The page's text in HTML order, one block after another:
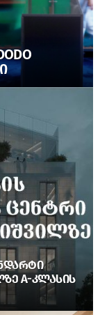
A-ᲙᲚᲐᲡᲘᲡ